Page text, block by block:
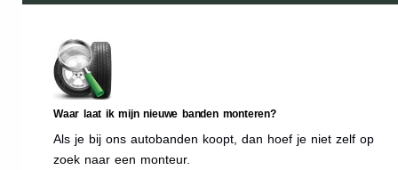
Waar laat ik mijn nieuwe banden monteren?
Als je bij ons autobanden koopt, dan hoef je niet zelf op
zoek naar een monteur.